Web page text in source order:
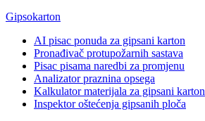
Gipsokarton
AI pisac ponuda za gipsani karton
Pronađivač protupožarnih sastava
Pisac pisama naredbi za promjenu
Analizator praznina opsega
Kalkulator materijala za gipsani karton
Inspektor oštećenja gipsanih ploča